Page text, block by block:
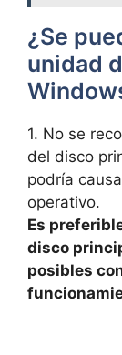
¿Se
unidad
1. No se
del disco
podría
operativo.
Es
disco
posibles‍